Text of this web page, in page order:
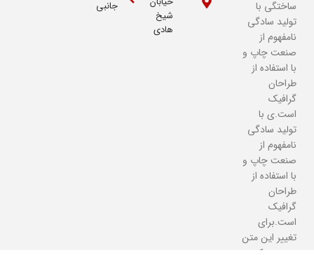
ساختگی با
تولید سادگی
نامفهوم از
صنعت چاپ و
با استفاده از
طراحان
گرافیک
است.ی با
تولید سادگی
نامفهوم از
صنعت چاپ و
با استفاده از
طراحان
گرافیک
است.برای
تغییر این متن
شیخ
هادی
جانبی